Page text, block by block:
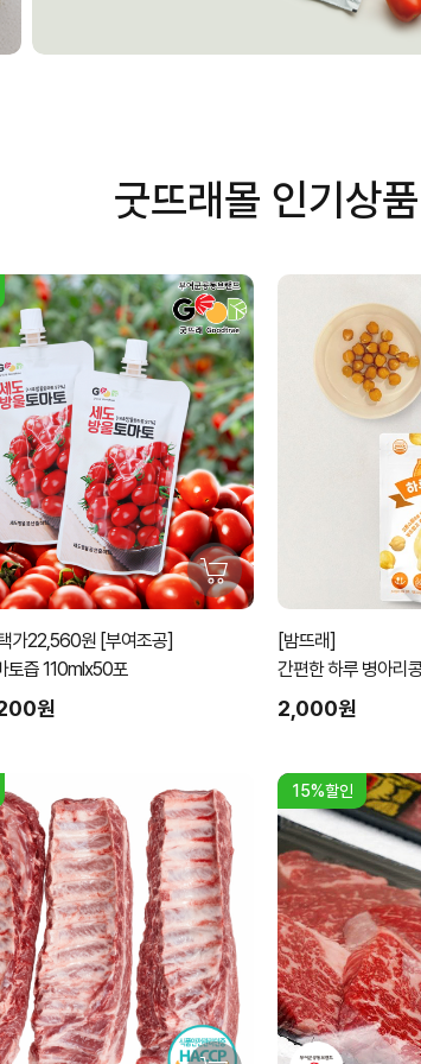
굿뜨래몰 인기상품
가22,560원 [부여조공]
토즙 110mlx50포
원
[밤뜨래]
간편한 하루 병아리
2,000원
15%할인